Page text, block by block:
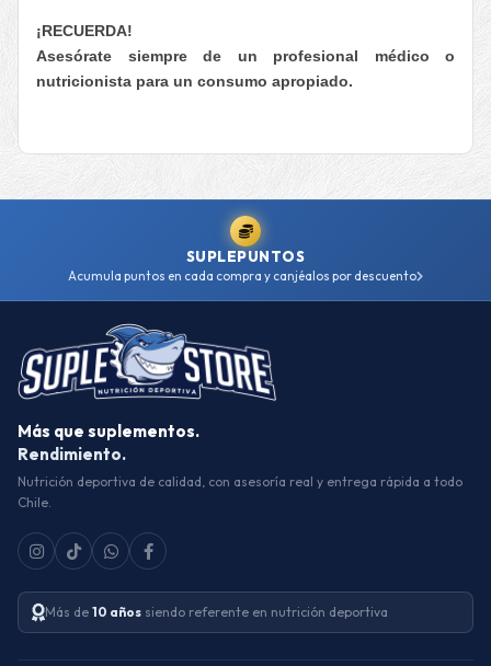
¡RECUERDA!
Asesórate siempre de un profesional médico o
nutricionista para un consumo apropiado.
SUPLEPUNTOS
Acumula puntos en cada compra y canjéalos por descuento
Más que suplementos.
Rendimiento.
Nutrición deportiva de calidad, con asesoría real y entrega rápida a todo
Chile.
Más de 10 años siendo referente en nutrición deportiva